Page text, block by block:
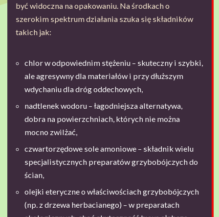
być widoczna na opakowaniu. Na środkach o
szerokim spektrum działania szuka się składników
takich jak:
chlor w odpowiednim stężeniu – skuteczny i szybki,
ale agresywny dla materiałów i przy dłuższym
wdychaniu dla dróg oddechowych,
nadtlenek wodoru – łagodniejsza alternatywa,
dobra na powierzchniach, których nie można
mocno zwilżać,
czwartorzędowe sole amoniowe – składnik wielu
specjalistycznych preparatów grzybobójczych do
ścian,
olejki eteryczne o właściwościach grzybobójczych
(np. z drzewa herbacianego) – w preparatach